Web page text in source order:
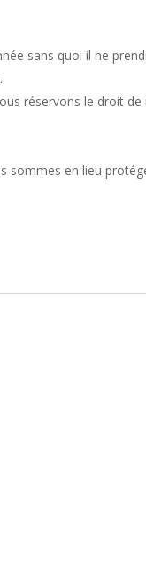
sans quoi il ne
réservons le droit
sommes en lieu